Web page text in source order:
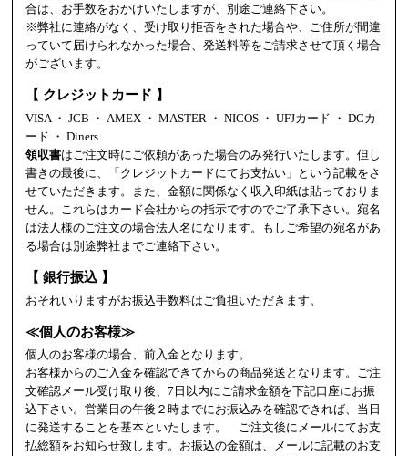
合は、お手数をおかけいたしますが、別途ご連絡下さい。
※弊社に連絡がなく、受け取り拒否をされた場合や、ご住所が間違
っていて届けられなかった場合、発送料等をご請求させて頂く場合
がございます。
【 クレジットカード 】
VISA ・ JCB ・ AMEX ・ MASTER ・ NICOS ・ UFJカード ・ DCカ
ード ・ Diners
領収書はご注文時にご依頼があった場合のみ発行いたします。但し
書きの最後に、「クレジットカードにてお支払い」という記載をさ
せていただきます。また、金額に関係なく収入印紙は貼っておりま
せん。これらはカード会社からの指示ですのでご了承下さい。宛名
は法人様のご注文の場合法人名になります。もしご希望の宛名があ
る場合は別途弊社までご連絡下さい。
【 銀行振込 】
おそれいりますがお振込手数料はご負担いただきます。
≪個人のお客様≫
個人のお客様の場合、前入金となります。
お客様からのご入金を確認できてからの商品発送となります。ご注
文確認メール受け取り後、7日以内にご請求金額を下記口座にお振
込下さい。営業日の午後２時までにお振込みを確認できれば、当日
に発送することを基本といたします。 ご注文後にメールにてお支
払総額をお知らせ致します。お振込の金額は、メールに記載のお支